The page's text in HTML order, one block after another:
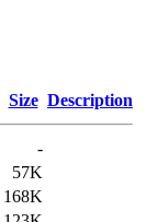
Size Description
-
57K
168K